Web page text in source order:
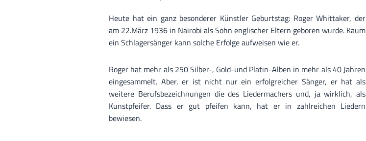
Heute hat ein ganz besonderer Künstler Geburtstag: Roger Whittaker, der
am 22.März 1936 in Nairobi als Sohn englischer Eltern geboren wurde. Kaum
ein Schlagersänger kann solche Erfolge aufweisen wie er.
Roger hat mehr als 250 Silber-, Gold-und Platin-Alben in mehr als 40 Jahren
eingesammelt. Aber, er ist nicht nur ein erfolgreicher Sänger, er hat als
weitere Berufsbezeichnungen die des Liedermachers und, ja wirklich, als
Kunstpfeifer. Dass er gut pfeifen kann, hat er in zahlreichen Liedern
bewiesen.